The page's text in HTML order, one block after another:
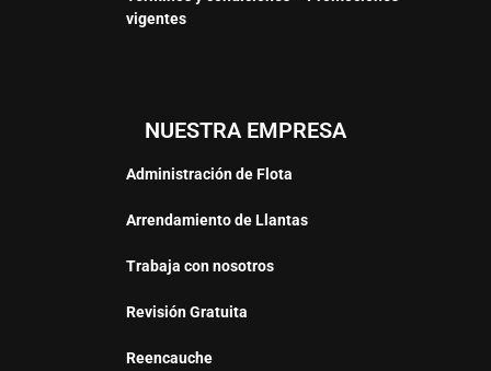
vigentes
NUESTRA EMPRESA
Administración de Flota
Arrendamiento de Llantas
Trabaja con nosotros
Revisión Gratuita
Reencauche